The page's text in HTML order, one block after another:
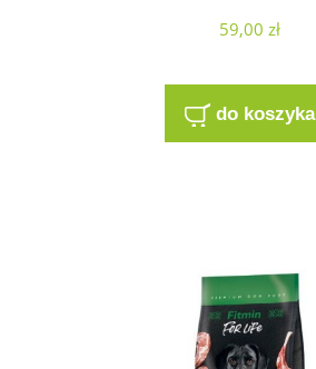
59,00 zł
do koszyka